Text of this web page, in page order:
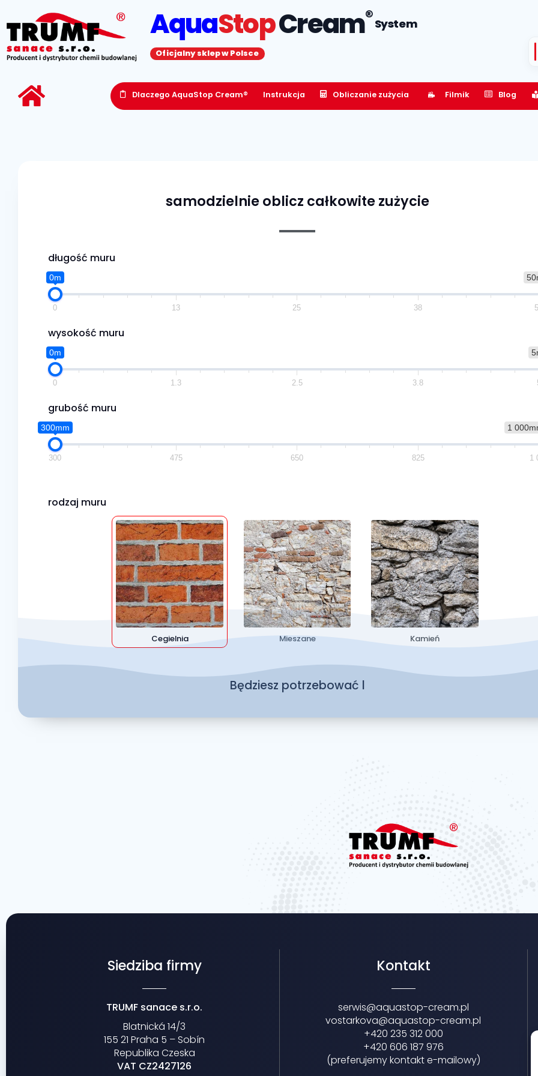
AquaStopCream®System
Oficjalny sklep w Polsce
Dlaczego AquaStop Cream® Instrukcja Obliczanie zużycia Filmik Blog
samodzielnie oblicz całkowite zużycie
długość muru
0m
0 13 25 38
wysokość muru
0m
0 1.3 2.5 3.8
grubość muru
1
300mm
300 475 650 825 1
rodzaj muru
Cegielnia Mieszane Kamień
Będziesz potrzebować l
Siedziba firmy
TRUMF sanace s.r.o.
Blatnická 14/3
155 21 Praha 5 – Sobín
Republika Czeska
VAT CZ2427126
Kontakt
serwis@aquastop-cream.pl
vostarkova@aquastop-cream.pl
+420 235 312 000
+420 606 187 976
(preferujemy kontakt e-mailowy)